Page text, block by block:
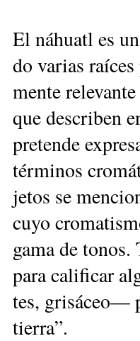
El ná­huatl es
do va­rias
men­te
que des­cri­ben
pre­ten­de
tér­mi­nos
je­tos se
cu­yo
ga­ma de
pa­ra ca­li­fi­car
tes, gri­sá­ceo—
tie­rra”.